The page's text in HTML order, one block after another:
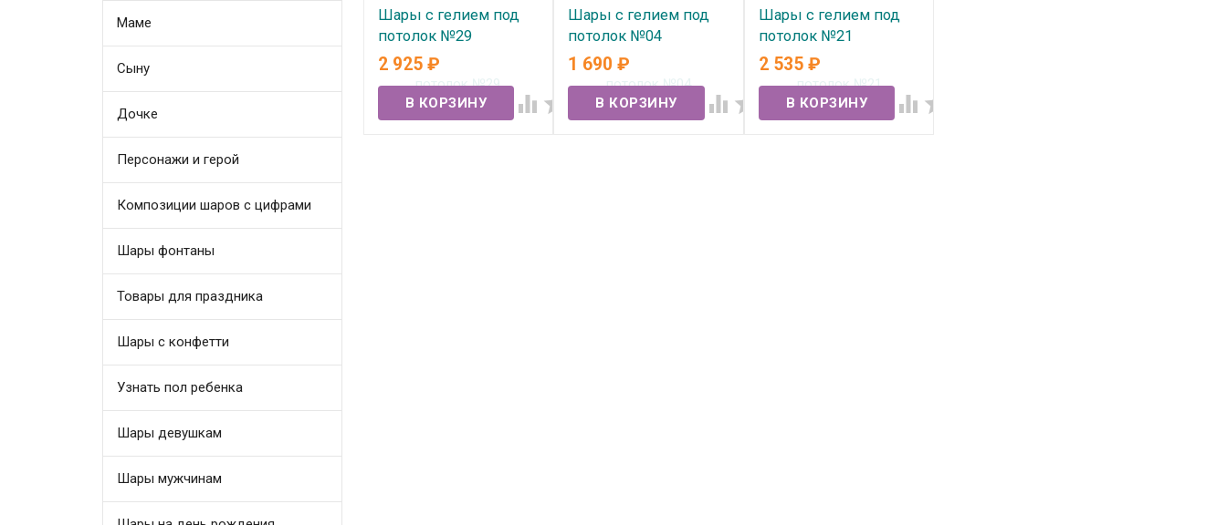
Маме
Сыну
Дочке
Персонажи и герой
Композиции шаров с цифрами
Шары фонтаны
Товары для праздника
Шары с конфетти
Узнать пол ребенка
Шары девушкам
Шары мужчинам
Шары с гелием под
потолок №29
В наличии
2 925 ₽
 
Шары с гелием под
потолок №04
В наличии
1 690₽
 
Шары с гелием под
потолок №21
В наличии
2 535 ₽
 